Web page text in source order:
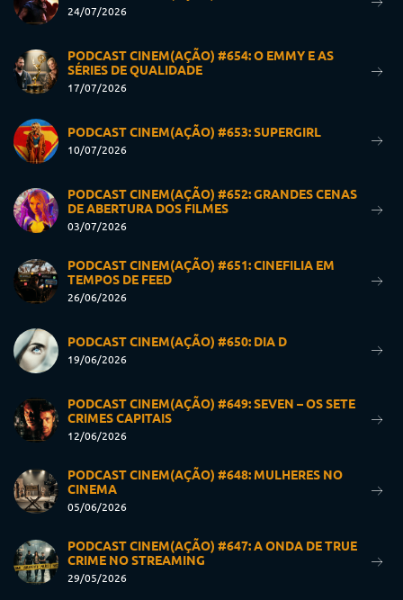
24/07/2026
PODCAST CINEM(AÇÃO) #654: O EMMY E AS
SÉRIES DE QUALIDADE
17/07/2026
PODCAST CINEM(AÇÃO) #653: SUPERGIRL
10/07/2026
PODCAST CINEM(AÇÃO) #652: GRANDES CENAS
DE ABERTURA DOS FILMES
03/07/2026
PODCAST CINEM(AÇÃO) #651: CINEFILIA EM
TEMPOS DE FEED
26/06/2026
PODCAST CINEM(AÇÃO) #650: DIA D
19/06/2026
PODCAST CINEM(AÇÃO) #649: SEVEN – OS SETE
CRIMES CAPITAIS
12/06/2026
PODCAST CINEM(AÇÃO) #648: MULHERES NO
CINEMA
05/06/2026
PODCAST CINEM(AÇÃO) #647: A ONDA DE TRUE
CRIME NO STREAMING
29/05/2026